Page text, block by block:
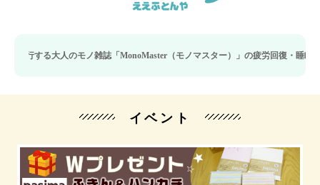
のモノ雑誌「MonoMaster（モノマスター）」の疲労回復・睡眠の向上特集に当
イベント